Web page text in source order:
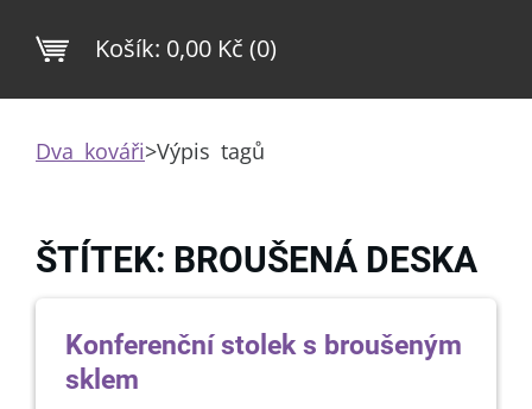
Košík: 0,00 Kč (0)
Dva kováři>Výpis tagů
ŠTÍTEK: BROUŠENÁ DESKA
Konferenční stolek s broušeným
sklem